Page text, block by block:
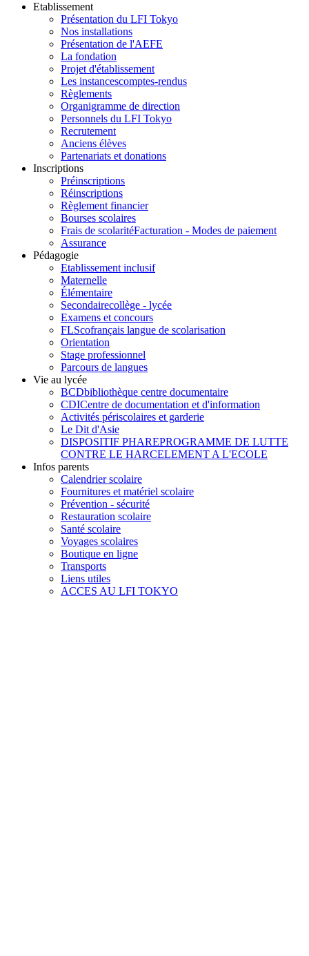
Etablissement
Présentation du LFI Tokyo
Nos installations
Présentation de l'AEFE
La fondation
Projet d'établissement
Les instancescomptes-rendus
Règlements
Organigramme de direction
Personnels du LFI Tokyo
Recrutement
Anciens élèves
Partenariats et donations
Inscriptions
Préinscriptions
Réinscriptions
Règlement financier
Bourses scolaires
Frais de scolaritéFacturation - Modes de paiement
Assurance
Pédagogie
Etablissement inclusif
Maternelle
Élémentaire
Secondairecollège - lycée
Examens et concours
FLScofrançais langue de scolarisation
Orientation
Stage professionnel
Parcours de langues
Vie au lycée
BCDbibliothèque centre documentaire
CDICentre de documentation et d'information
Activités périscolaires et garderie
Le Dit d'Asie
DISPOSITIF PHAREPROGRAMME DE LUTTE
CONTRE LE HARCELEMENT A L'ECOLE
Infos parents
Calendrier scolaire
Fournitures et matériel scolaire
Prévention - sécurité
Restauration scolaire
Santé scolaire
Voyages scolaires
Boutique en ligne
Transports
Liens utiles
ACCES AU LFI TOKYO